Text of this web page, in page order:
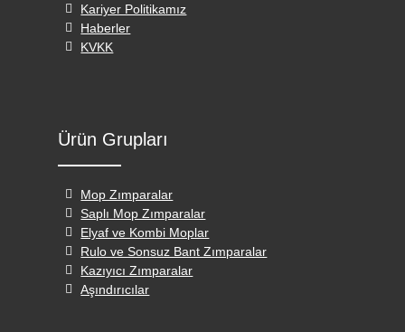
Kariyer Politikamız
Haberler
KVKK
Ürün Grupları
Mop Zımparalar
Saplı Mop Zımparalar
Elyaf ve Kombi Moplar
Rulo ve Sonsuz Bant Zımparalar
Kazıyıcı Zımparalar
Aşındırıcılar